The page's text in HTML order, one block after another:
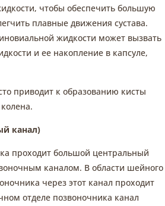
чтобы обеспечить большую
плавные движения сустава.
жидкости может вызвать
и ее накопление в капсуле,
приводит к образованию кисты
канал)
проходит большой центральный
каналом. В области шейного
через этот канал проходит
отделе позвоночника канал